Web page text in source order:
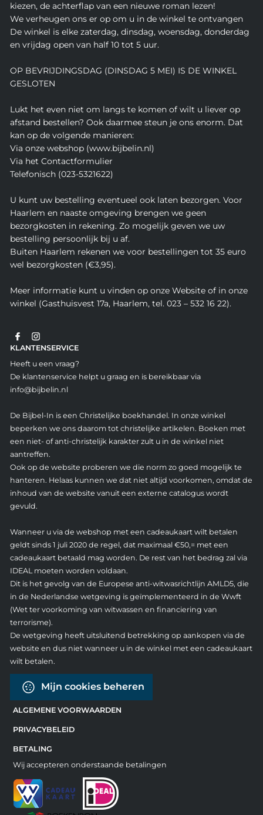
kiezen, de achterflap van een nieuwe roman lezen!
We verheugen ons er op om u in de winkel te ontvangen
De winkel is elke zaterdag, dinsdag, woensdag, donderdag
en vrijdag open van half 10 tot 5 uur.
OP BEVRIJDINGSDAG (DINSDAG 5 MEI) IS DE WINKEL
GESLOTEN
Lukt het even niet om langs te komen of wilt u liever op
afstand bestellen? Ook daarmee steun je ons enorm. Dat
kan op de volgende manieren:
Via onze webshop (www.bijbelin.nl)
Via het Contactformulier
Telefonisch (023-5321622)
U kunt uw bestelling eventueel ook laten bezorgen. Voor
Haarlem en naaste omgeving brengen we geen
bezorgkosten in rekening. Zo mogelijk geven we uw
bestelling persoonlijk bij u af.
Buiten Haarlem rekenen we voor bestellingen tot 35 euro
wel bezorgkosten (€3,95).
Meer informatie kunt u vinden op onze Website of in onze
winkel (Gasthuisvest 17a, Haarlem, tel. 023 – 532 16 22).
KLANTENSERVICE
Heeft u een vraag?
De klantenservice helpt u graag en is bereikbaar via
info@bijbelin.nl
De Bijbel-In is een Christelijke boekhandel. In onze winkel
beperken we ons daarom tot christelijke artikelen. Boeken met
een niet- of anti-christelijk karakter zult u in de winkel niet
aantreffen.
Ook op de website proberen we die norm zo goed mogelijk te
hanteren. Helaas kunnen we dat niet altijd voorkomen, omdat de
inhoud van de website vanuit een externe catalogus wordt
gevuld.
Wanneer u via de webshop met een cadeaukaart wilt betalen
geldt sinds 1 juli 2020 de regel, dat maximaal €50,= met een
cadeaukaart betaald mag worden. De rest van het bedrag zal via
IDEAL moeten worden voldaan.
Dit is het gevolg van de Europese anti-witwasrichtlijn AMLD5, die
in de Nederlandse wetgeving is geïmplementeerd in de Wwft
(Wet ter voorkoming van witwassen en financiering van
terrorisme).
De wetgeving heeft uitsluitend betrekking op aankopen via de
website en dus niet wanneer u in de winkel met een cadeaukaart
wilt betalen.
Mijn cookies beheren
ALGEMENE VOORWAARDEN
PRIVACYBELEID
BETALING
Wij accepteren onderstaande betalingen